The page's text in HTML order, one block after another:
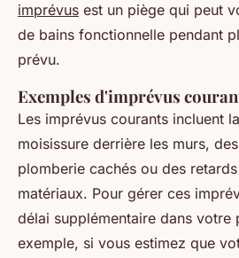
imprévus est un piège qui peut
de bains fonctionnelle pendant
prévu.
Exemples d'imprévus
Les imprévus courants incluent
moisissure derrière les murs,
plomberie cachés ou des
matériaux. Pour gérer ces
délai supplémentaire dans votre
exemple, si vous estimez que